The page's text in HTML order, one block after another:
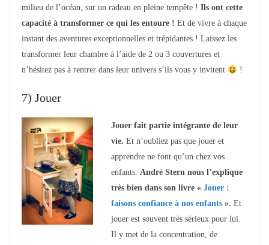
milieu de l’océan, sur un radeau en pleine tempête ! Ils ont cette
capacité à transformer ce qui les entoure ! Et de vivre à chaque
instant des aventures exceptionnelles et trépidantes ! Laissez les
transformer leur chambre à l’aide de 2 ou 3 couvertures et
n’hésitez pas à rentrer dans leur univers s’ils vous y invitent
!
7) Jouer
Jouer fait partie intégrante de leur
vie. Et n’oubliez pas que jouer et
apprendre ne font qu’un chez vos
enfants. André Stern nous l’explique
très bien dans son livre « Jouer :
faisons confiance à nos enfants ». Et
jouer est souvent très sérieux pour lui.
Il y met de la concentration, de